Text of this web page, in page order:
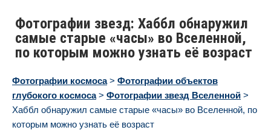
Фотографии звезд: Хаббл обнаружил
самые старые «часы» во Вселенной,
по которым можно узнать её возраст
Фотографии космоса> Фотографии объектов
глубокого космоса> Фотографии звезд Вселенной >
Хаббл обнаружил самые старые «часы» во Вселенной, по
которым можно узнать её возраст